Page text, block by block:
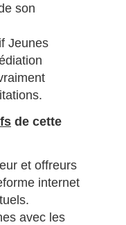
son
Jeunes
de cette
et offreurs
internet
avec les